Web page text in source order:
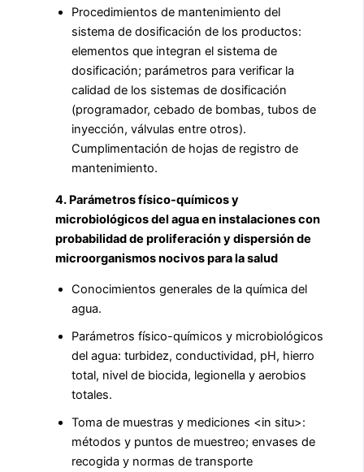
Procedimientos de mantenimiento del
sistema de dosificación de los productos:
elementos que integran el sistema de
dosificación; parámetros para verificar la
calidad de los sistemas de dosificación
(programador, cebado de bombas, tubos de
inyección, válvulas entre otros).
Cumplimentación de hojas de registro de
mantenimiento.
4. Parámetros físico-químicos y
microbiológicos del agua en instalaciones con
probabilidad de proliferación y dispersión de
microorganismos nocivos para la salud
Conocimientos generales de la química del
agua.
Parámetros físico-químicos y microbiológicos
del agua: turbidez, conductividad, pH, hierro
total, nivel de biocida, legionella y aerobios
totales.
Toma de muestras y mediciones <in situ>:
métodos y puntos de muestreo; envases de
recogida y normas de transporte